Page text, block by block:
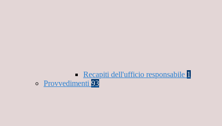
Recapiti dell'ufficio responsabile 1
Provvedimenti 93